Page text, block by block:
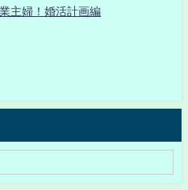
主婦！婚活計画編